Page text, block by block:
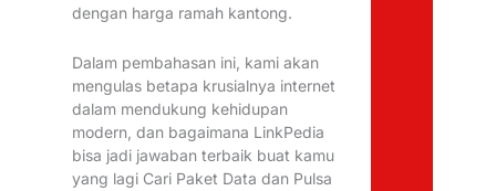
dengan harga ramah kantong.
Dalam pembahasan ini, kami akan
mengulas betapa krusialnya internet
dalam mendukung kehidupan
modern, dan bagaimana LinkPedia
bisa jadi jawaban terbaik buat kamu
yang lagi Cari Paket Data dan Pulsa